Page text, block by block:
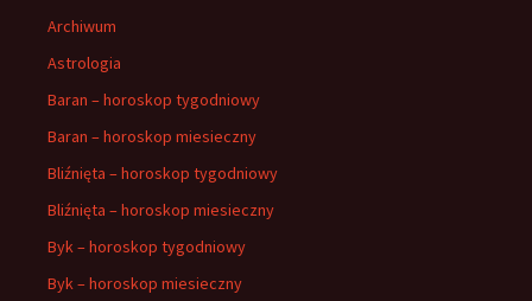
Archiwum
Astrologia
Baran – horoskop tygodniowy
Baran – horoskop miesieczny
Bliźnięta – horoskop tygodniowy
Bliźnięta – horoskop miesieczny
Byk – horoskop tygodniowy
Byk – horoskop miesieczny